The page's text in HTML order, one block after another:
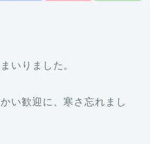
いりました。
い歓迎に、寒さ忘れまし